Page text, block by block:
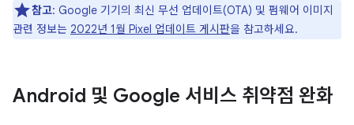
참고: Google 기기의 최신 무선 업데이트(OTA) 및 펌웨어 이미지
관련 정보는 2022년 1월 Pixel 업데이트 게시판을 참고하세요.
Android 및 Google 서비스 취약점 완화